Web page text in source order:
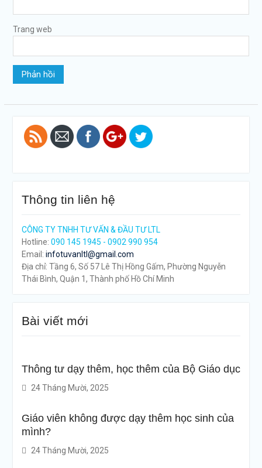
Trang web
theo-phap-
vien">
Thông tin liên hệ
CÔNG TY TNHH TƯ VẤN & ĐẦU TƯ LTL
Hotline: 090 145 1945 - 0902 990 954
Email: infotuvanltl@gmail.com
Địa chỉ: Tầng 6, Số 57 Lê Thị Hồng Gấm, Phường Nguyễn
Thái Bình, Quận 1, Thành phố Hồ Chí Minh
Bài viết mới
Thông tư dạy thêm, học thêm của Bộ Giáo dục
24 Tháng Mười, 2025
Giáo viên không được dạy thêm học sinh của
mình?
24 Tháng Mười, 2025